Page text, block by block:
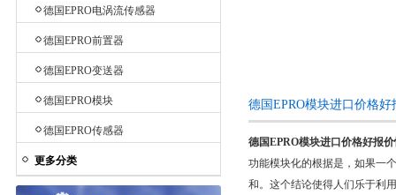
德国EPRO电涡流传感器
德国EPRO前置器
德国EPRO变送器
德国EPRO模块
德国EPRO传感器
更多分类
德国EPRO模块进口价格
德国EPRO模块进口价格好报价
功能模块化的根据是，如果一
和。这个结论使得人们乐于利